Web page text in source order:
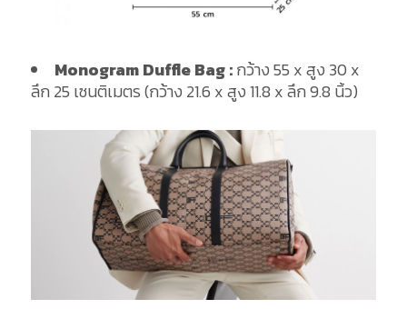
Monogram Duffle Bag :กว้าง 55 x สูง 30 x
ลึก 25 เซนติเมตร (กว้าง 21.6 x สูง 11.8 x ลึก 9.8 นิ้ว)